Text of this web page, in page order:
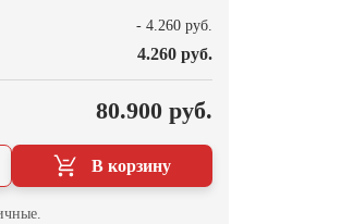
- 4.260 руб.
4.260 руб.
80.900 руб.
В корзину